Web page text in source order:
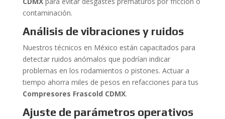
contaminación.
Análisis de vibraciones y ruidos
Nuestros técnicos en México están capacitados para
detectar ruidos anómalos que podrían indicar
problemas en los rodamientos o pistones. Actuar a
tiempo ahorra miles de pesos en refacciones para tus
Compresores Frascold CDMX.
Ajuste de parámetros operativos